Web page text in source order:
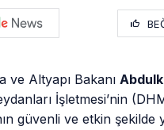
ve Altyapı Bakanı
İşletmesi’nin
güvenli ve etkin şekilde